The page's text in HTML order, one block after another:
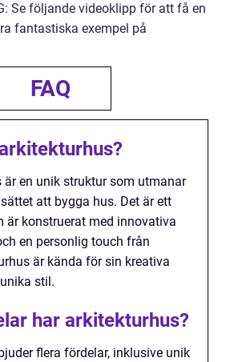
Se följande videoklipp för att få en
fantastiska exempel på
FAQ
är en unik struktur som utmanar
att bygga hus. Det är ett
är konstruerat med innovativa
en personlig touch från
är kända för sin kreativa
stil.
har arkitekturhus?
flera fördelar, inklusive unik